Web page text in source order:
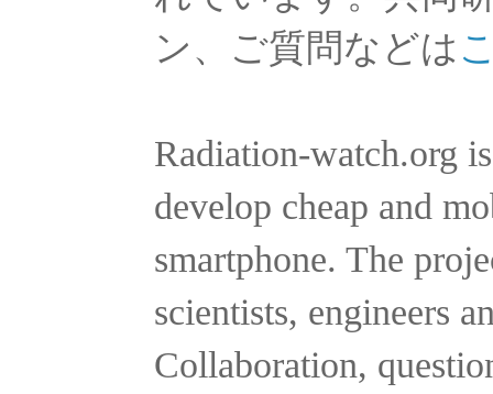
ン、ご質問などは
Radiation-watch.org
develop cheap and
smartphone. The
scientists, engineers
Collaboration,